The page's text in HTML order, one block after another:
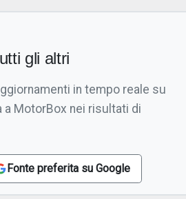
gli altri
in tempo reale su
a MotorBox nei risultati di
Fonte preferita su Google